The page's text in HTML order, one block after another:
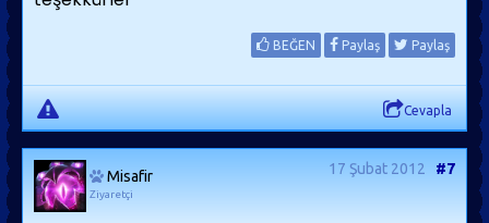
BEĞEN Paylaş Paylaş
Cevapla
Misafir
Ziyaretçi
17 Şubat 2012 #7